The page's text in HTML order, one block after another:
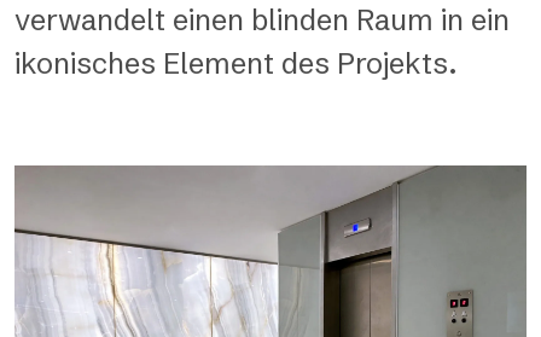
verwandelt einen blinden Raum in ein
ikonisches Element des Projekts.